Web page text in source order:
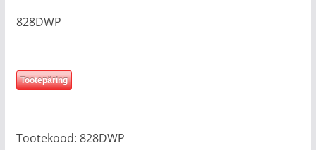
828DWP
Tootepäring
Tootekood: 828DWP